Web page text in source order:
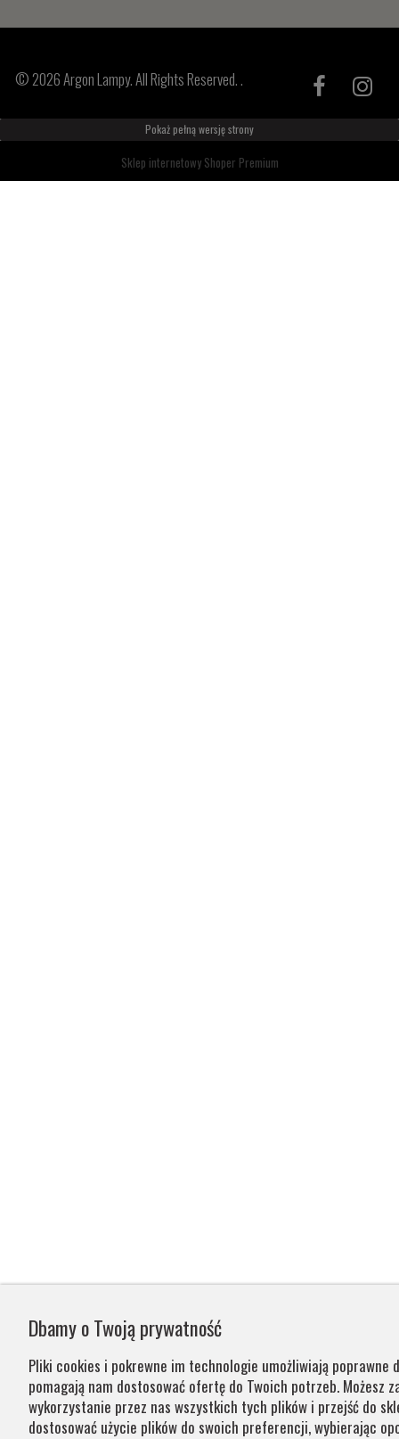
© 2026 Argon Lampy. All Rights Reserved. .
Pokaż pełną wersję strony
Sklep internetowy Shoper Premium
Dbamy o Twoją prywatność
Pliki cookies i pokrewne im technologie umożliwiają poprawne
pomagają nam dostosować ofertę do Twoich potrzeb. Możesz
wykorzystanie przez nas wszystkich tych plików i przejść do
dostosować użycie plików do swoich preferencji, wybierając